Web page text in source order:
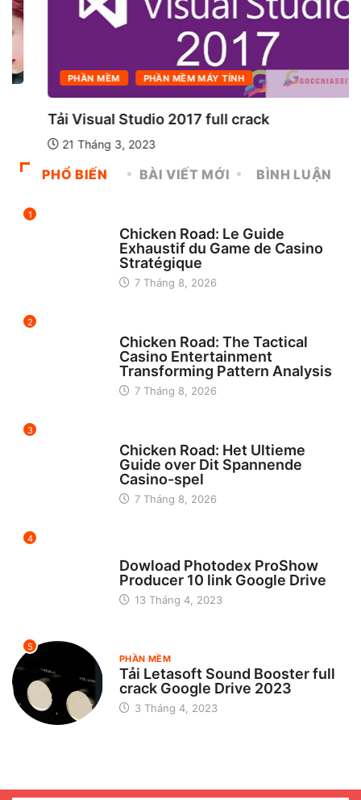
PHẦN MỀM PHẦN MỀM MÁY TÍNH
Tải Visual Studio 2017 full crack
21 Tháng 3, 2023
PHỔ BIẾN BÀI VIẾT MỚI BÌNH LUẬN
1
Chicken Road: Le Guide
Exhaustif du Game de Casino
Stratégique
7 Tháng 8, 2026
2
Chicken Road: The Tactical
Casino Entertainment
Transforming Pattern Analysis
7 Tháng 8, 2026
3
Chicken Road: Het Ultieme
Guide over Dit Spannende
Casino-spel
7 Tháng 8, 2026
4
Dowload Photodex ProShow
Producer 10 link Google Drive
13 Tháng 4, 2023
5
PHẦN MỀM
Tải Letasoft Sound Booster full
crack Google Drive 2023
3 Tháng 4, 2023